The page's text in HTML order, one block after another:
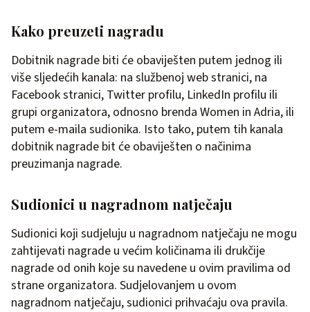
Kako preuzeti nagradu
Dobitnik nagrade biti će obaviješten putem jednog ili
više sljedećih kanala: na službenoj web stranici, na
Facebook stranici, Twitter profilu, LinkedIn profilu ili
grupi organizatora, odnosno brenda Women in Adria, ili
putem e-maila sudionika. Isto tako, putem tih kanala
dobitnik nagrade bit će obaviješten o načinima
preuzimanja nagrade.
Sudionici u nagradnom natječaju
Sudionici koji sudjeluju u nagradnom natječaju ne mogu
zahtijevati nagrade u većim količinama ili drukčije
nagrade od onih koje su navedene u ovim pravilima od
strane organizatora. Sudjelovanjem u ovom
nagradnom natječaju, sudionici prihvaćaju ova pravila.